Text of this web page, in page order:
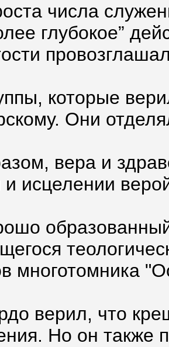
числа
глубокое”
которые
Они
вера и
исцелении
многотомника
верил, что
Но он также